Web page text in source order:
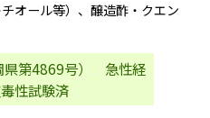
オール等）、醸造酢・クエン
県第4869号） 急性経
性試験済